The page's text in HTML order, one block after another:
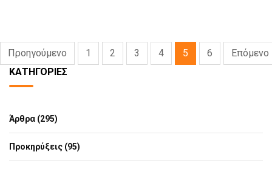
Προηγούμενο 1 2 3 4 5 6
Επόμενο
ΚΑΤΗΓΟΡΊΕΣ
Άρθρα (295)
Προκηρύξεις (95)